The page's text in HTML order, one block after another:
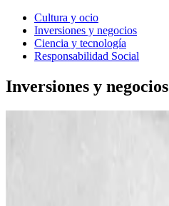
Cultura y ocio
Inversiones y negocios
Ciencia y tecnología
Responsabilidad Social
Inversiones y negocios